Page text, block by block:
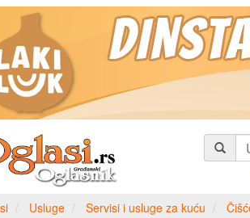
Usluge Servisi i usluge za kuću